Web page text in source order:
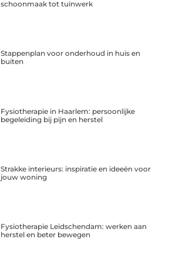
schoonmaak tot tuinwerk
Stappenplan voor onderhoud in huis en
buiten
Fysiotherapie in Haarlem: persoonlijke
begeleiding bij pijn en herstel
Strakke interieurs: inspiratie en ideeën voor
jouw woning
Fysiotherapie Leidschendam: werken aan
herstel en beter bewegen